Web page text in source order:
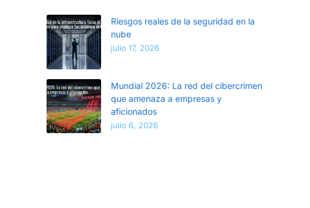
Riesgos reales de la seguridad en la
nube
julio 17, 2026
Mundial 2026: La red del cibercrimen
que amenaza a empresas y
aficionados
julio 6, 2026